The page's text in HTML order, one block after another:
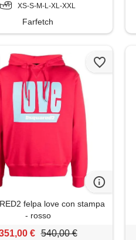
XS-S-M-L-XL-XXL
Farfetch
felpa love con stampa
- rosso
€ 540,00 €